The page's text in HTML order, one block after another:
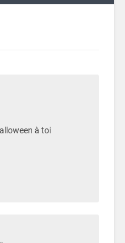
à toi